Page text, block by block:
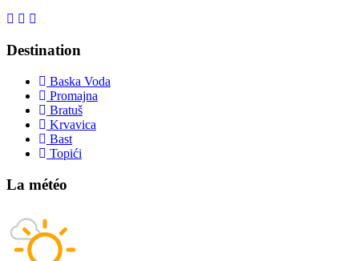
Destination
Baska Voda
Promajna
Bratuš
Krvavica
Bast
Topići
La météo